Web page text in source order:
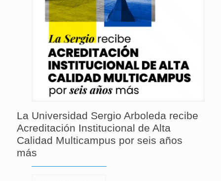
La Universidad Sergio Arboleda recibe
Acreditación Institucional de Alta
Calidad Multicampus por seis años
más